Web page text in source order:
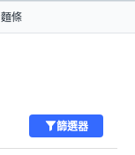
麵條
篩選器